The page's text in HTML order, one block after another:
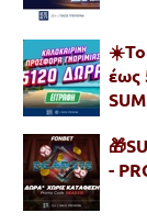
☀️To
έως
-